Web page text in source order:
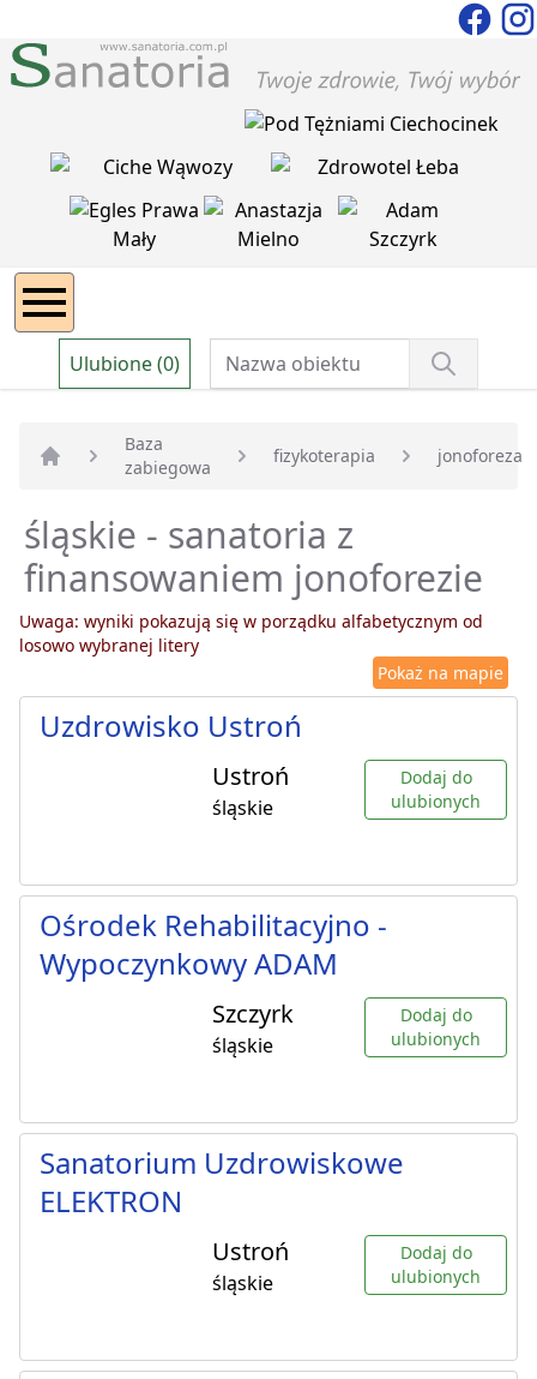
Ulubione (0)
Strona główna
Baza
zabiegowa
fizykoterapia jonoforeza
śląskie - sanatoria z
finansowaniem jonoforezie
Uwaga: wyniki pokazują się w porządku alfabetycznym od
losowo wybranej litery
Pokaż na mapie
Uzdrowisko Ustroń
Ustroń
śląskie
Dodaj do
ulubionych
Ośrodek Rehabilitacyjno -
Wypoczynkowy ADAM
Szczyrk
śląskie
Dodaj do
ulubionych
Sanatorium Uzdrowiskowe
ELEKTRON
Ustroń
śląskie
Dodaj do
ulubionych